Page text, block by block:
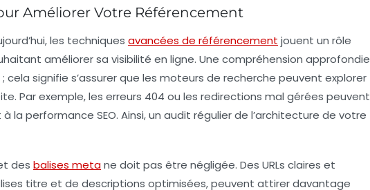
Améliorer Votre Référencement
les techniques avancées de référencement jouent un rôle
améliorer sa visibilité en ligne. Une compréhension approfondie
cela signifie s’assurer que les moteurs de recherche peuvent explorer
Par exemple, les erreurs 404 ou les redirections mal gérées peuvent
la performance SEO. Ainsi, un audit régulier de l’architecture de votre
des balises metane doit pas être négligée. Des URLs claires et
titre et de descriptions optimisées, peuvent attirer davantage